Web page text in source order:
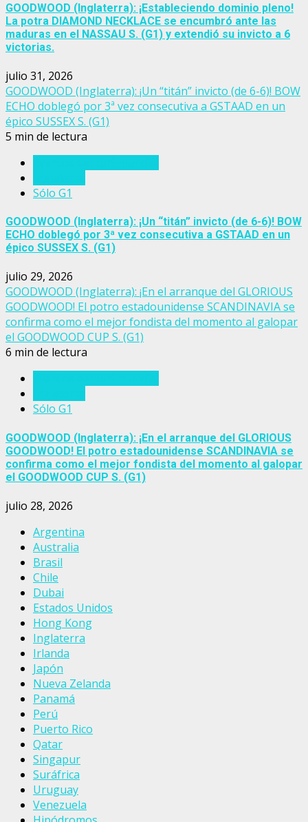
GOODWOOD (Inglaterra): ¡Estableciendo dominio pleno!
La potra DIAMOND NECKLACE se encumbró ante las
maduras en el NASSAU S. (G1) y extendió su invicto a 6
victorias.
julio 31, 2026
GOODWOOD (Inglaterra): ¡Un “titán” invicto (de 6-6)! BOW
ECHO doblegó por 3ª vez consecutiva a GSTAAD en un
épico SUSSEX S. (G1)
5 min de lectura
Sólo G1
GOODWOOD (Inglaterra): ¡Un “titán” invicto (de 6-6)! BOW
ECHO doblegó por 3ª vez consecutiva a GSTAAD en un
épico SUSSEX S. (G1)
julio 29, 2026
GOODWOOD (Inglaterra): ¡En el arranque del GLORIOUS
GOODWOOD! El potro estadounidense SCANDINAVIA se
confirma como el mejor fondista del momento al galopar
el GOODWOOD CUP S. (G1)
6 min de lectura
Sólo G1
GOODWOOD (Inglaterra): ¡En el arranque del GLORIOUS
GOODWOOD! El potro estadounidense SCANDINAVIA se
confirma como el mejor fondista del momento al galopar
el GOODWOOD CUP S. (G1)
julio 28, 2026
Argentina
Australia
Brasil
Chile
Dubai
Estados Unidos
Hong Kong
Inglaterra
Irlanda
Japón
Nueva Zelanda
Panamá
Perú
Puerto Rico
Qatar
Singapur
Suráfrica
Uruguay
Venezuela